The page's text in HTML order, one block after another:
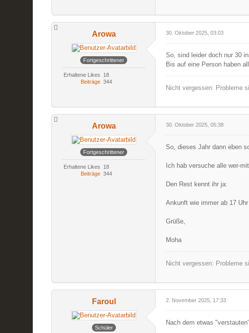
Arowa
Fortgeschrittener
Erhaltene Likes
18
Beiträge 344
30. Oktober 2025, 03:03
So, sind leider doch nur 30
Bis auf eine Person haben
Nicht vergessen: Probleme
Arowa
Fortgeschrittener
Erhaltene Likes
18
Beiträge 344
30. Oktober 2025, 05:38
So, dieses Jahr dann eben
Ich hab versuche alle wer-
Den Rest kennt ihr ja:
Ankunft wie immer ab 17 Uhr
Grüße,
Moha
Nicht vergessen: Probleme
Faroul
Schüler
2. November 2025, 17:33
Nach dem etwas